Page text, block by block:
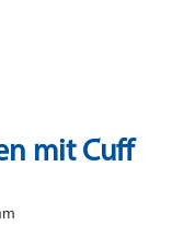
mit Cuff